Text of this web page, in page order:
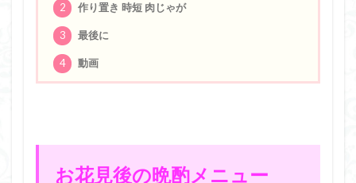
2 作り置き 時短 肉じゃが
3 最後に
4 動画
お花見後の晩酌メニュー